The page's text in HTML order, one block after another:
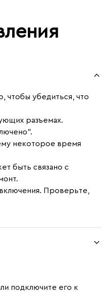
чтобы убедиться, что
разъемах.
некоторое время
быть связано с
Проверьте,
подключите его к